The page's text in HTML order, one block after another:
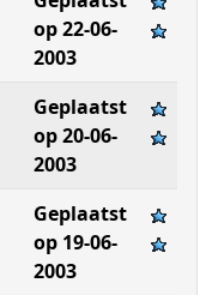
op 22-06-
2003
Geplaatst
op 20-06-
2003
Geplaatst
op 19-06-
2003